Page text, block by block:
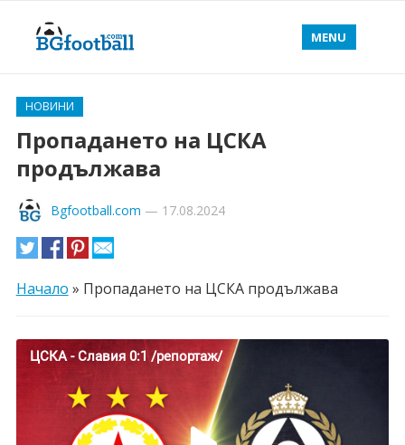
MENU
НОВИНИ
Пропадането на ЦСКА
продължава
Bgfootball.com — 17.08.2024
Начало » Пропадането на ЦСКА продължава